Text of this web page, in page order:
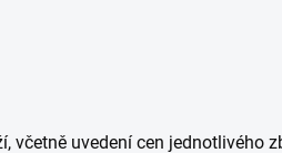
včetně uvedení cen